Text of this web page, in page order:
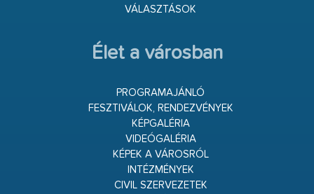
VÁLASZTÁSOK
Élet a városban
PROGRAMAJÁNLÓ
FESZTIVÁLOK, RENDEZVÉNYEK
KÉPGALÉRIA
VIDEÓGALÉRIA
KÉPEK A VÁROSRÓL
INTÉZMÉNYEK
CIVIL SZERVEZETEK